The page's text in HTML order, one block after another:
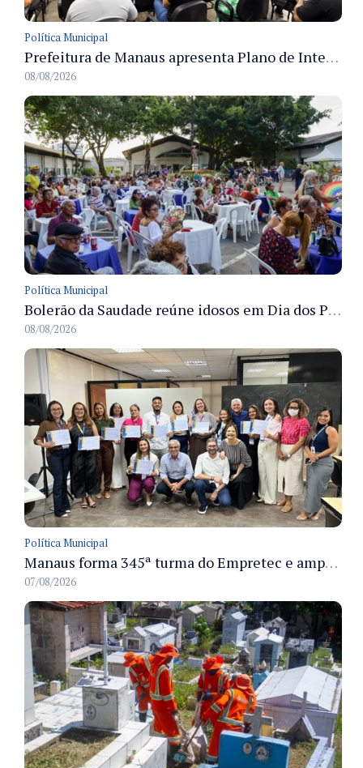
Política Municipal
Prefeitura de Manaus apresenta Plano de Integridade da CGM e qualifica servidores para governança e conformidade no biênio 2027-2028
08/08/2026
Política Municipal
Bolerão da Saudade reúne idosos em Dia dos Pais promovido pela Fundação Dr. Thomas em Manaus
08/08/2026
Política Municipal
Manaus forma 345ª turma do Empretec e amplia qualificação de empreendedores na cidade
07/08/2026